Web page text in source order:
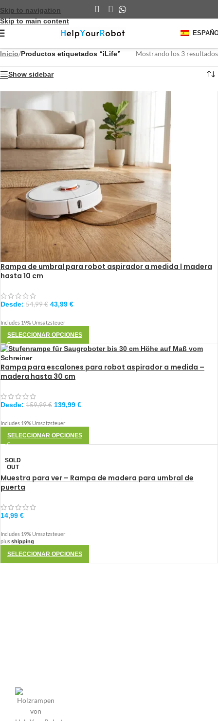
Skip to navigation
Skip to main content
Inicio/Productos etiquetados “iLife” Mostrando los 3 resultados
Show sidebar
Rampa de umbral para robot aspirador a medida | madera
hasta 10 cm
Desde: 54,99€ 43,99 €
Includes 19% Umsatzsteuer
SELECCIONAR OPCIONES
Rampa para escalones para robot aspirador a medida –
madera hasta 30 cm
Desde: 159,99€ 139,99 €
Includes 19% Umsatzsteuer
SELECCIONAR OPCIONES
SOLD
OUT
Muestra para ver – Rampa de madera para umbral de
puerta
14,99 €
Includes 19% Umsatzsteuer
plusshipping
SELECCIONAR OPCIONES